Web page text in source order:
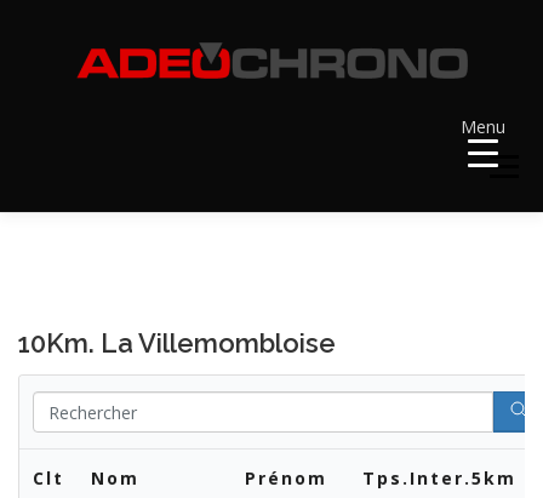
Menu
Menu
RÉCOMPENSES DOSSARDS
10Km. La Villemombloise
Clt Nom Prénom Tps.Inter.5km